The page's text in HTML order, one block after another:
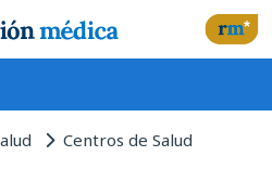
Centros de Salud